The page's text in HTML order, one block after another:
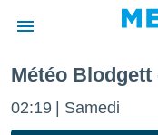
de
Météo Blodgett
02:19 Samedi